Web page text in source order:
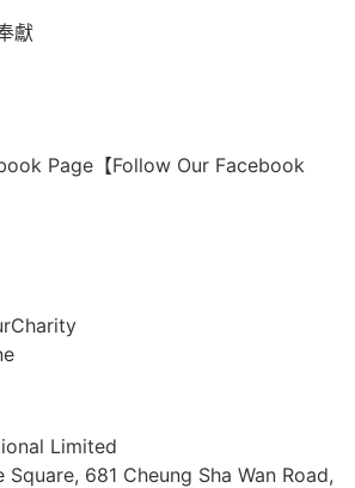
獻
Page【Follow Our Facebook
Limited
Square, 681 Cheung Sha Wan Road,